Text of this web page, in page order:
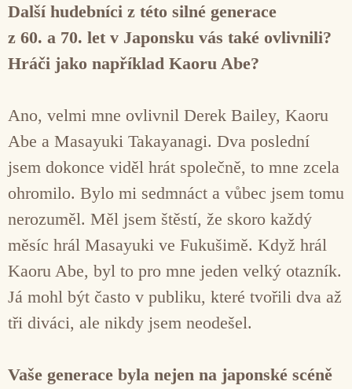
Další hudebníci z této silné generace
z 60. a 70. let v Japonsku vás také ovlivnili?
Hráči jako například Kaoru Abe?
Ano, velmi mne ovlivnil Derek Bailey, Kaoru
Abe a Masayuki Takayanagi. Dva poslední
jsem dokonce viděl hrát společně, to mne zcela
ohromilo. Bylo mi sedmnáct a vůbec jsem tomu
nerozuměl. Měl jsem štěstí, že skoro každý
měsíc hrál Masayuki ve Fukušimě. Když hrál
Kaoru Abe, byl to pro mne jeden velký otazník.
Já mohl být často v publiku, které tvořili dva až
tři diváci, ale nikdy jsem neodešel.
Vaše generace byla nejen na japonské scéně